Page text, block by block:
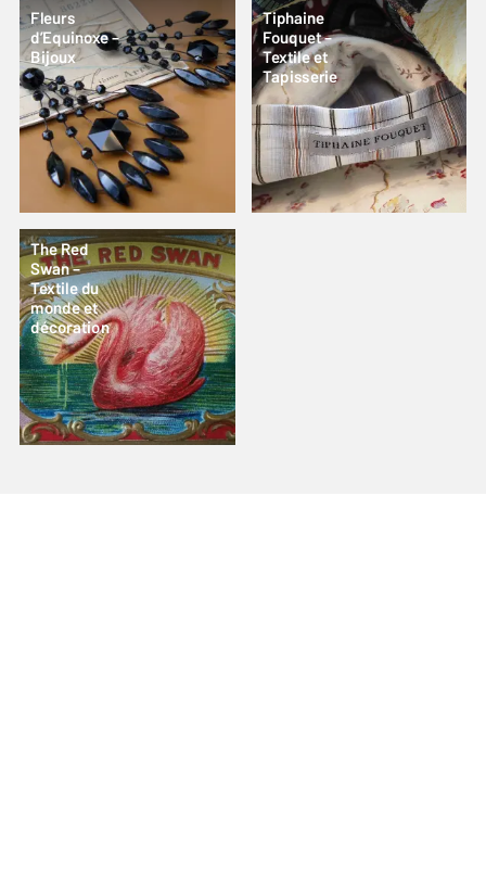
Fleurs
d’Equinoxe –
Bijoux
Tiphaine
Fouquet –
Textile et
Tapisserie
The Red
Swan –
Textile du
monde et
décoration